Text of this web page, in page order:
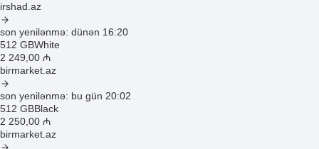
irshad.az
son yenilənmə: dünən 16:20
512 GBWhite
2 249 ,00 ₼
birmarket.az
son yenilənmə: bu gün 20:02
512 GBBlack
2 250 ,00 ₼
birmarket.az